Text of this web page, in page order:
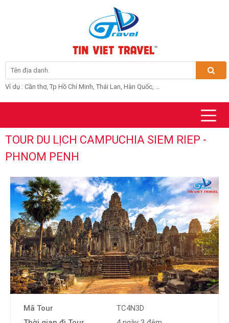
Ví dụ : Cần thơ, Tp Hồ Chí Minh, Thái Lan, Hàn Quốc, ...
TOUR DU LỊCH CAMPUCHIA SIEM RIEP -
PHNOM PENH
Mã Tour
TC4N3D